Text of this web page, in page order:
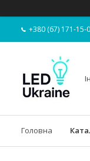
+380 (67) 171-15-
Головна